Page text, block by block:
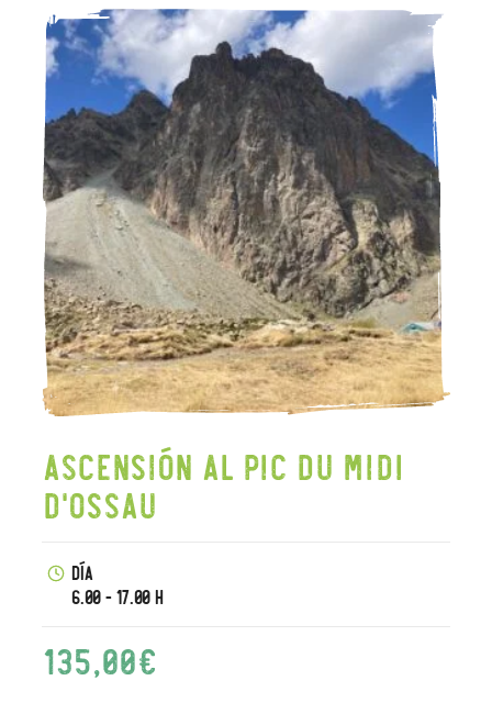
Ascensión al Pic du Midi
d'Ossau
Día
6.00 - 17.00 h
135,00€